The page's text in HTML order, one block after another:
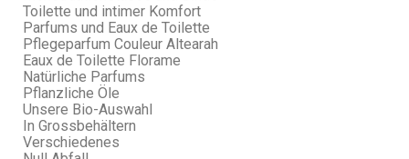
Toilette und intimer Komfort
Parfums und Eaux de Toilette
Pflegeparfum Couleur Altearah
Eaux de Toilette Florame
Natürliche Parfums
Pflanzliche Öle
Unsere Bio-Auswahl
In Grossbehältern
Verschiedenes